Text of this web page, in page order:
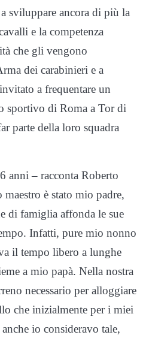
sviluppare ancora di più la
e la competenza
che gli vengono
dei carabinieri e a
a frequentare un
sportivo di Roma a Tor di
parte della loro squadra
anni – racconta Roberto
è stato mio padre,
di famiglia affonda le sue
Infatti, pure mio nonno
il tempo libero a lunghe
a mio papà. Nella nostra
necessario per alloggiare
che inizialmente per i miei
io consideravo tale,